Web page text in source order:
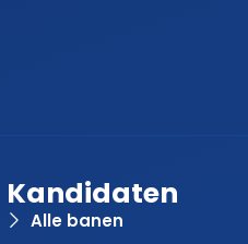
Kandidaten
Alle banen